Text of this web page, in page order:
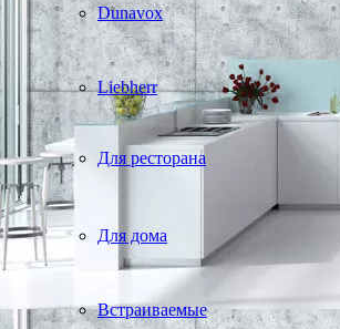
Dunavox
Liebherr
Для ресторана
Для дома
Встраиваемые